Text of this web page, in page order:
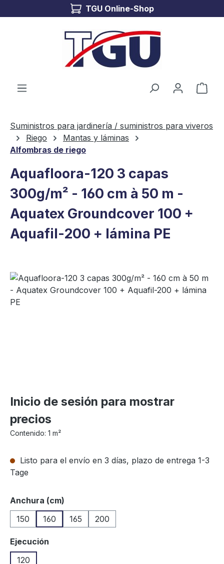
Saltar al contenido principalTGU Online-Shop
El
Suministros para jardinería / suministros para viveros
Riego
Mantas y láminas
Alfombras de riego
Aquafloora-120 3 capas
300g/m² - 160 cm à 50 m -
Aquatex Groundcover 100 +
Aquafil-200 + lámina PE
Omitir galería de imágenes
Inicio de sesión para mostrar
precios
Contenido: 1 m²
Listo para el envío en 3 días, plazo de entrega 1-3
Tage
Seleccione
Anchura (cm)
150
160 165 200
Seleccione
Ejecución
120